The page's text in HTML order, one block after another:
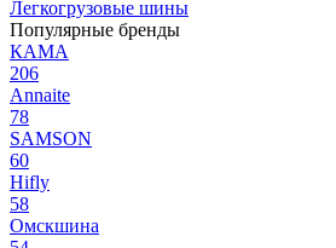
Легкогрузовые шины
Популярные бренды
КАМА
206
Annaite
78
SAMSON
60
Hifly
58
Омскшина